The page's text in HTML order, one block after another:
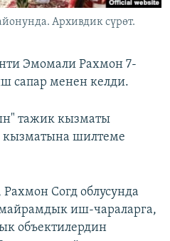
Архивдик сүрөт.
Эмомали Рахмон 7-
сапар менен келди.
тажик кызматы
кызматына шилтеме
Согд облусунда
иш-чараларга,
объектилердин